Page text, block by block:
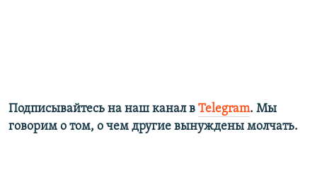
Подписывайтесь на наш канал в Telegram. Мы
говорим о том, о чем другие вынуждены молчать.